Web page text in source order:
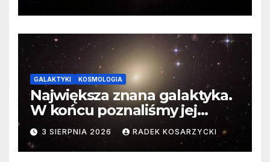
GALAKTYKI KOSMOLOGIA
Największa znana galaktyka.
W końcu poznaliśmy jej
faktyczne wymiary
3 SIERPNIA 2026 RADEK KOSARZYCKI